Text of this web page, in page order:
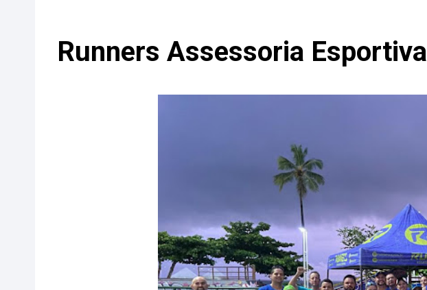
Runners Assessoria Esportiva